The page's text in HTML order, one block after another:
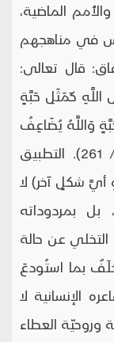
الماضية،
في مناهجهم
قال تعالى:
اللَّهِ كَمَثَلِ حَبَّةٍ
وَاللَّهُ يُضَاعِفُ
لِمَنْ يَشَاءُ وَاللَّهُ وَاسِعٌ عَلِيمٌ) (البقرة/ 261). التطبيق
أيَّ شكلٍ آخر) لا
بمردوداته
التخلي عن حالة
بما استُودعَ
الإنسانية لا
العطاء